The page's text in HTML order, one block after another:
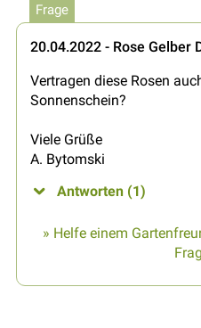
Frage
20.04.2022 - Rose Gelber
Vertragen diese Rosen
Sonnenschein?
Viele Grüße
A. Bytomski
Antworten (1)
» Helfe einem